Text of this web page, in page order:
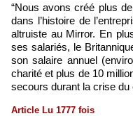
“Nous avons créé plus
dans l’histoire de
altruiste au Mirror. En
ses salariés, le
son salaire annuel
charité et plus de 10
secours durant la crise du
Article Lu 1777 fois